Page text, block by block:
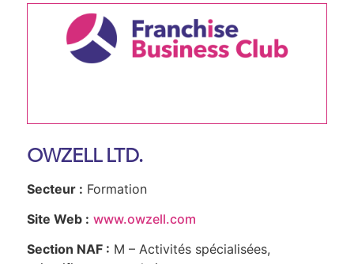
OWZELL LTD.
Secteur : Formation
Site Web : www.owzell.com
Section NAF : M – Activités spécialisées,